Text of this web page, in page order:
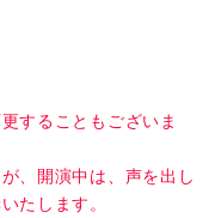
することもございま
、開演中は、声を出し
たします。